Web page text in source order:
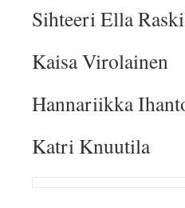
Sihteeri Ella
Kaisa Virolainen
Hannariikka
Katri Knuutila